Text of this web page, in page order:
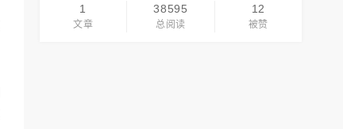
1
文章
38595
总阅读
12
被赞